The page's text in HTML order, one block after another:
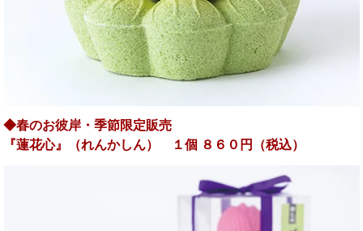
◆春のお彼岸・季節限定販売
『蓮花心』
（れんかしん） １個 ８６０円（税込）